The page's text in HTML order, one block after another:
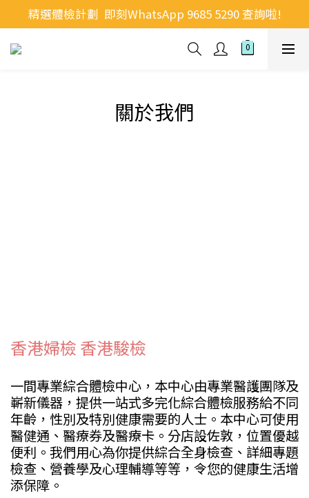
精選體檢計劃  即刻WhatsApp 9685 5290 查詢啦!
關於我們
香港婦檢 香港駿檢
一間專業綜合體檢中心，本中心由專業醫護團隊及
嶄新儀器，提供一站式多完化綜合體檢服務給不同
年齡，性別及特別健康需要的人士。本中心可使用
醫健通、醫療券及醫療卡。分店設佐敦，位置優越
便利。我們用心為你提供綜合全身檢查、詳細專題
檢查、營養學及心理輔導等等，令您的健康生活增
添保障。